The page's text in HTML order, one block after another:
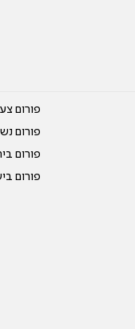
פורום
פורום
פורום
פורום